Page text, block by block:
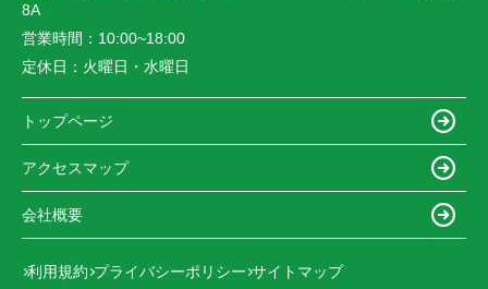
8A
営業時間： 10:00~18:00
定休日： 火曜日・水曜日
トップページ
アクセスマップ
会社概要
利用規約 プライバシーポリシー サイトマップ